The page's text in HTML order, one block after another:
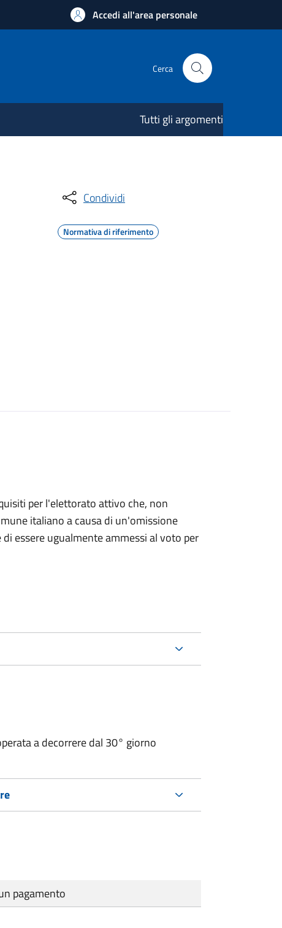
Accedi all'area personale
Cerca
Tutti gli argomenti
Condividi
Normativa di riferimento
per l'elettorato attivo che, non
italiano a causa di un'omissione
essere ugualmente ammessi al voto per
a decorrere dal 30° giorno
pagamento